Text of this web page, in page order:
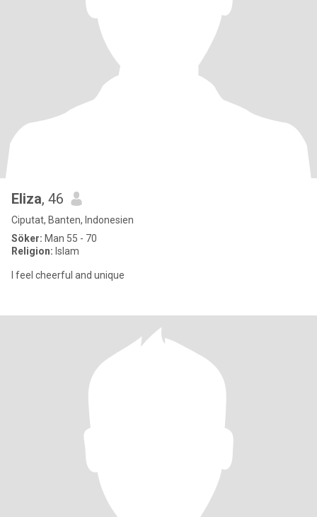
Eliza, 46
Ciputat, Banten, Indonesien
Söker: Man 55 - 70
Religion: Islam
I feel cheerful and unique